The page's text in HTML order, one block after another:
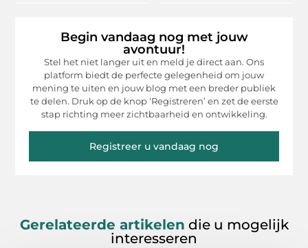
Begin vandaag nog met jouw
avontuur!
Stel het niet langer uit en meld je direct aan. Ons
platform biedt de perfecte gelegenheid om jouw
mening te uiten en jouw blog met een breder publiek
te delen. Druk op de knop ‘Registreren’ en zet de eerste
stap richting meer zichtbaarheid en ontwikkeling.
Registreer u vandaag nog
Gerelateerde artikelen die u mogelijk
interesseren